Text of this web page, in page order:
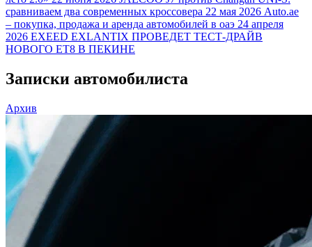
сравниваем два современных кроссовера 22 мая 2026 Auto.ae
– покупка, продажа и аренда автомобилей в оаэ 24 апреля
2026 EXEED EXLANTIX ПРОВЕДЕТ ТЕСТ-ДРАЙВ
НОВОГО ET8 В ПЕКИНЕ
Записки автомобилиста
Архив